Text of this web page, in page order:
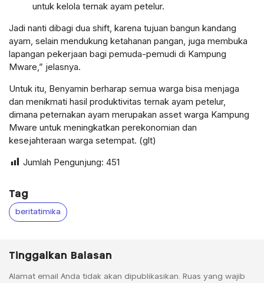
untuk kelola ternak ayam petelur.
Jadi nanti dibagi dua shift, karena tujuan bangun kandang
ayam, selain mendukung ketahanan pangan, juga membuka
lapangan pekerjaan bagi pemuda-pemudi di Kampung
Mware,” jelasnya.
Untuk itu, Benyamin berharap semua warga bisa menjaga
dan menikmati hasil produktivitas ternak ayam petelur,
dimana peternakan ayam merupakan asset warga Kampung
Mware untuk meningkatkan perekonomian dan
kesejahteraan warga setempat. (glt)
Jumlah Pengunjung: 451
Tag
beritatimika
Tinggalkan Balasan
Alamat email Anda tidak akan dipublikasikan. Ruas yang wajib